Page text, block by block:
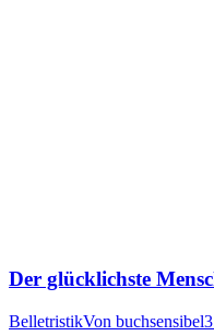
Der glücklichste
BelletristikVon buchsensibel